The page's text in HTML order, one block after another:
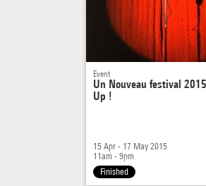
Event
Un Nouveau festival
Up !
15 Apr - 17 May 2015
11am - 9pm
Finished